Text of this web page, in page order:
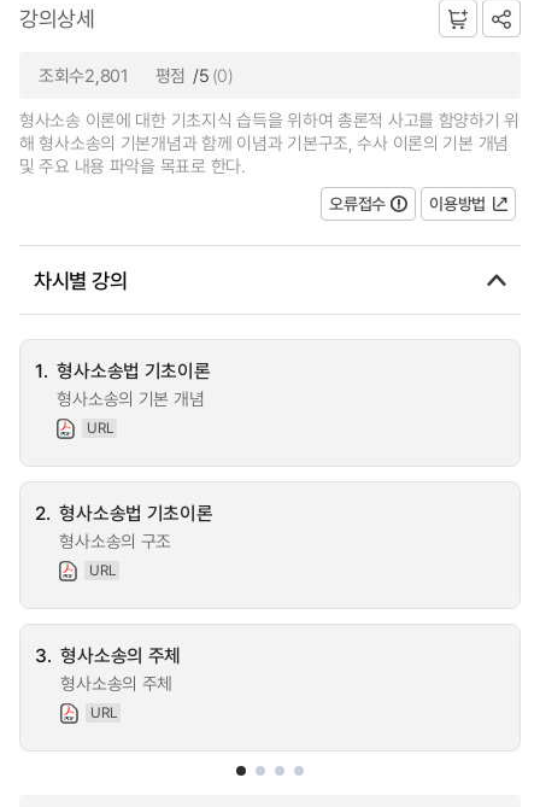
강의상세
조회수2,801 평점 /5 (0)
형사소송 이론에 대한 기초지식 습득을 위하여 총론적 사고를 함양하기 위
해 형사소송의 기본개념과 함께 이념과 기본구조, 수사 이론의 기본 개념
및 주요 내용 파악을 목표로 한다.
오류접수
이용방법
차시별 강의
1. 형사소송법 기초이론
형사소송의 기본 개념
URL
2. 형사소송법 기초이론
형사소송의 구조
URL
3. 형사소송의 주체
형사소송의 주체
URL